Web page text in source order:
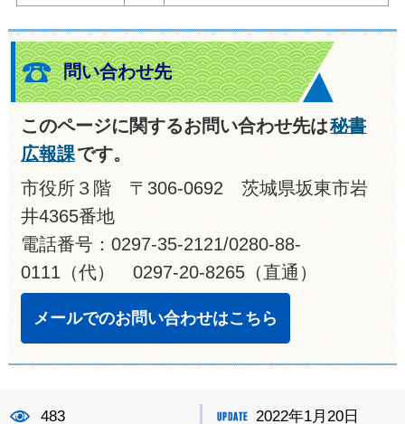
問い合わせ先
このページに関するお問い合わせ先は秘書
広報課です。
市役所３階 〒306-0692 茨城県坂東市岩
井4365番地
電話番号：0297-35-2121/0280-88-
0111（代） 0297-20-8265（直通）
メールでのお問い合わせはこちら
483 2022年1月20日